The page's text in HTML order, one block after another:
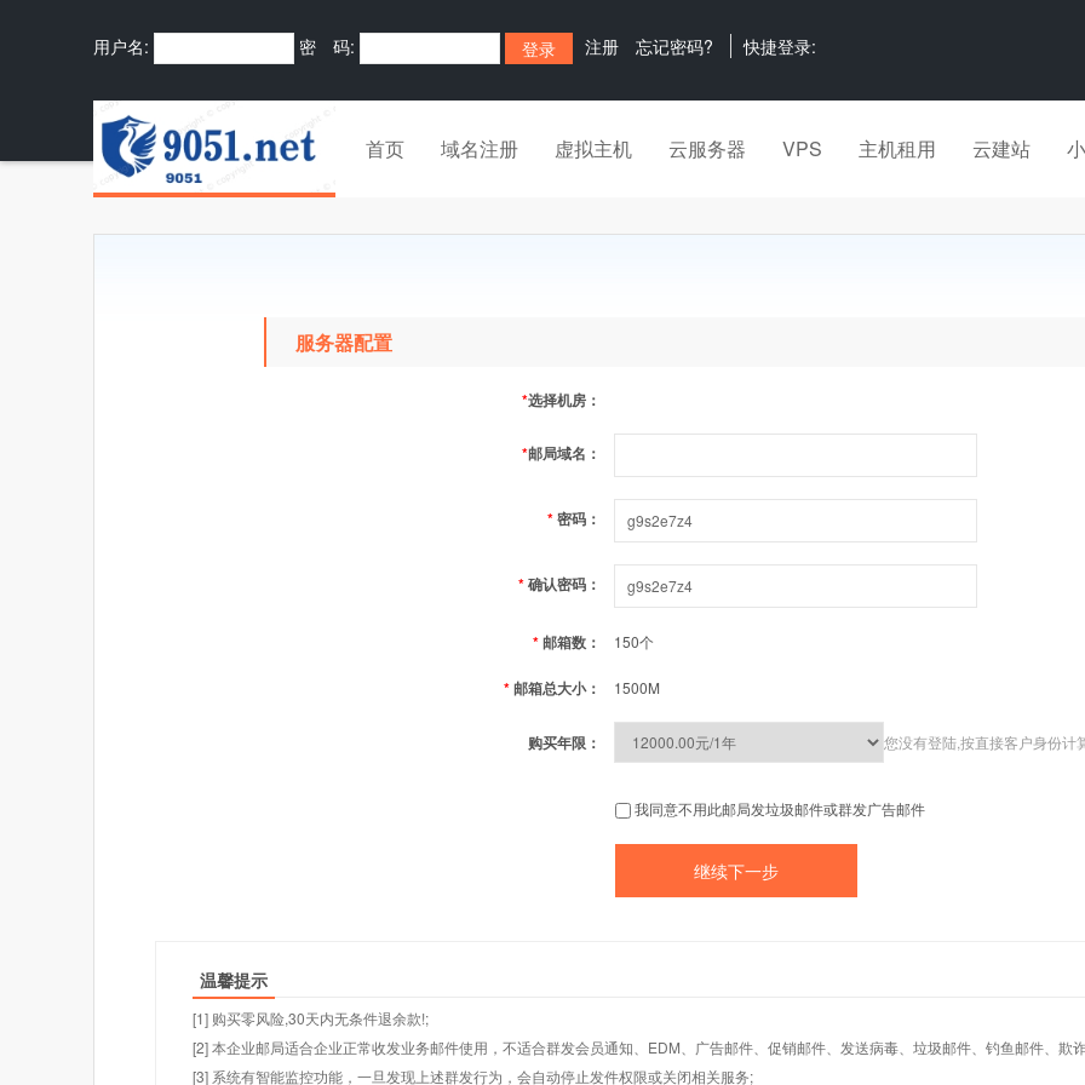
用户名: 密 码: 注册 忘记密码? 快捷登录:
首页 域名注册 虚拟主机 云服务器 VPS 主机租用 云建站
服务器配置
*选择机房：
*邮局域名：
*密码：
*确认密码：
*邮箱数： 150个
*邮箱总大小： 1500M
购买年限： 您没有登陆,按直接客户身份计
我同意不用此邮局发垃圾邮件或群发广告邮件
温馨提示
[1] 购买零风险,30天内无条件退余款!;
[2] 本企业邮局适合企业正常收发业务邮件使用，不适合群发会员通知、EDM、广告邮件、促销邮件、发送病毒、垃圾邮件、钓鱼邮件、欺
[3] 系统有智能监控功能，一旦发现上述群发行为，会自动停止发件权限或关闭相关服务;